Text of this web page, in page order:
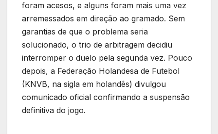
foram acesos, e alguns foram mais uma vez
arremessados em direção ao gramado. Sem
garantias de que o problema seria
solucionado, o trio de arbitragem decidiu
interromper o duelo pela segunda vez. Pouco
depois, a Federação Holandesa de Futebol
(KNVB, na sigla em holandês) divulgou
comunicado oficial confirmando a suspensão
definitiva do jogo.